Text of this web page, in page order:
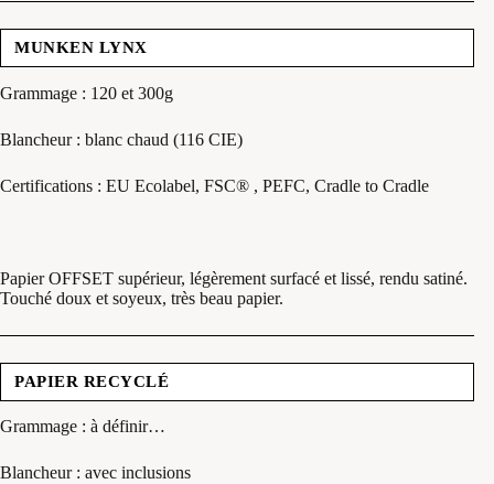
MUNKEN LYNX
Grammage : 120 et 300g
Blancheur : blanc chaud (116 CIE)
Certifications : EU Ecolabel, FSC® , PEFC, Cradle to Cradle
Papier OFFSET supérieur, légèrement surfacé et lissé, rendu satiné.
Touché doux et soyeux, très beau papier.
PAPIER RECYCLÉ
Grammage : à définir…
Blancheur : avec inclusions